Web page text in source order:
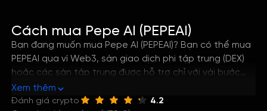
Cách mua Pepe AI (PEPEAI)
Bạn đang muốn mua Pepe AI (PEPEAI)? Bạn có thể mua
PEPEAI qua ví Web3, sàn giao dịch phi tập trung (DEX)
hoặc các sàn tập trung được hỗ trợ chỉ với vài bước
đơn giản. Hướng dẫn này sẽ giúp bạn nắm rõ cách tốt
nhất để mua Pepe AI, cũng như cách lưu trữ và quản lý
Xem thêm
Đánh giá crypto
4.2